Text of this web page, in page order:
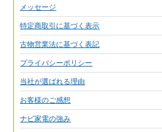
メッセージ
特定商取引に基づく表示
古物営業法に基づく表記
プライバシーポリシー
当社が選ばれる理由
お客様のご感想
ナビ家電の強み